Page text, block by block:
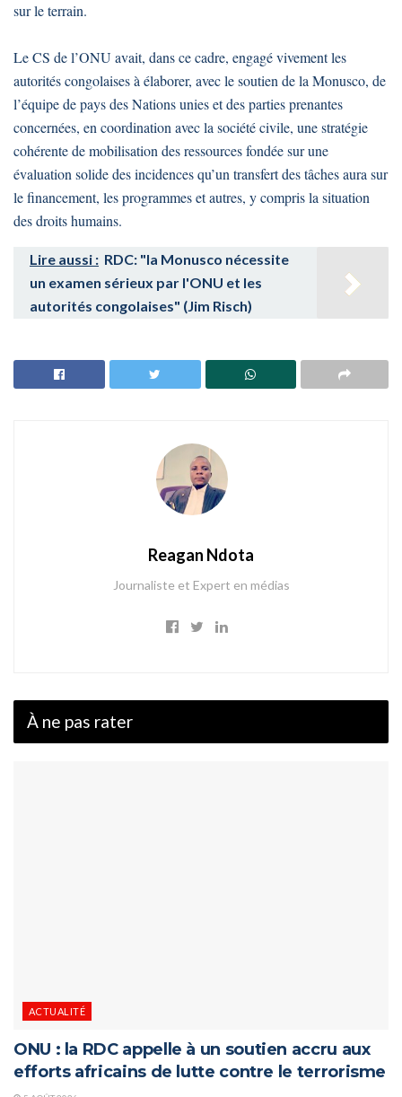
sur le terrain.
Le CS de l’ONU avait, dans ce cadre, engagé vivement les
autorités congolaises à élaborer, avec le soutien de la Monusco, de
l’équipe de pays des Nations unies et des parties prenantes
concernées, en coordination avec la société civile, une stratégie
cohérente de mobilisation des ressources fondée sur une
évaluation solide des incidences qu’un transfert des tâches aura sur
le financement, les programmes et autres, y compris la situation
des droits humains.
Lire aussi : RDC: "la Monusco nécessite
un examen sérieux par l'ONU et les
autorités congolaises" (Jim Risch)
Reagan Ndota
Journaliste et Expert en médias
À ne pas rater
ACTUALITÉ
ONU : la RDC appelle à un soutien accru aux
efforts africains de lutte contre le terrorisme